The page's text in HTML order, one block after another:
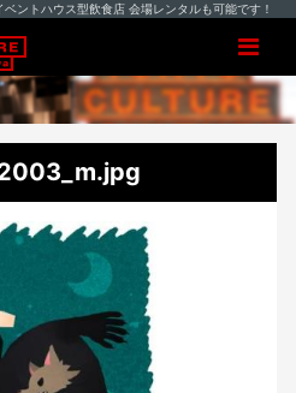
ントハウス型飲食店 会場レンタルも可能です！